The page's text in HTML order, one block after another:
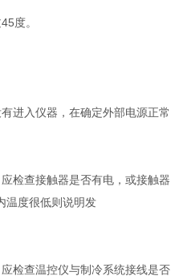
度。
进入仪器，在确定外部电源正常
检查接触器是否有电，或接触器
温度很低则说明发
检查温控仪与制冷系统接线是否